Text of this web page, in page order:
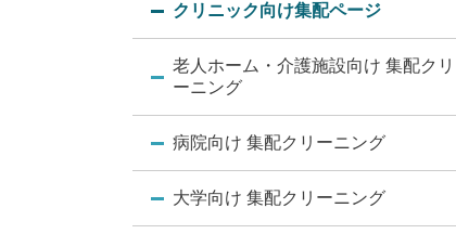
クリニック向け集配ページ
老人ホーム・介護施設向け 集配クリ
ーニング
病院向け 集配クリーニング
大学向け 集配クリーニング